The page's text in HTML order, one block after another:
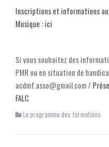
Inscriptions et informations
Musique : ici
Si vous souhaitez des
PMR ou en situation de
acdmf.asso@gmail.com /
FALC
Le programme des formations